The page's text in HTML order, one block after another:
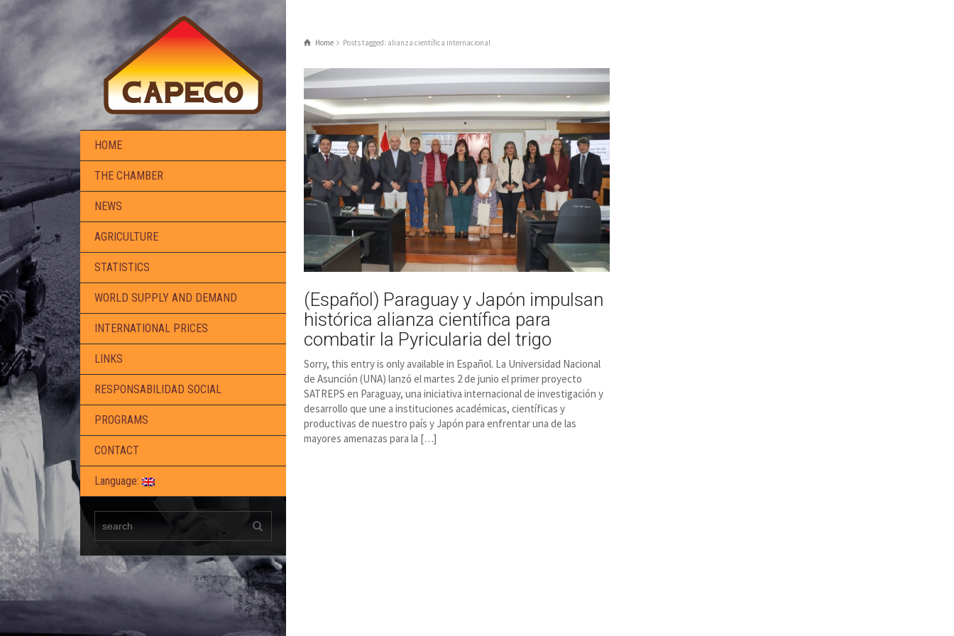
HOME
THE CHAMBER
NEWS
AGRICULTURE
STATISTICS
WORLD SUPPLY AND DEMAND
INTERNATIONAL PRICES
LINKS
RESPONSABILIDAD SOCIAL
PROGRAMS
CONTACT
Language:
Home Posts tagged: alianza científica internacional
(Español) Paraguay y Japón impulsan
histórica alianza científica para
combatir la Pyricularia del trigo
Sorry, this entry is only available in Español. La Universidad Nacional
de Asunción (UNA) lanzó el martes 2 de junio el primer proyecto
SATREPS en Paraguay, una iniciativa internacional de investigación y
desarrollo que une a instituciones académicas, científicas y
productivas de nuestro país y Japón para enfrentar una de las
mayores amenazas para la […]